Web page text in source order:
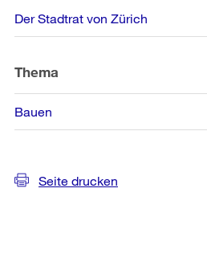
Weitere
Informationen
Der Stadtrat von Zürich
Thema
Bauen
Seite drucken